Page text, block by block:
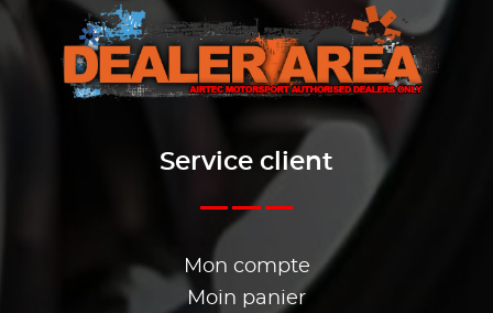
Service client
Mon compte
Moin panier